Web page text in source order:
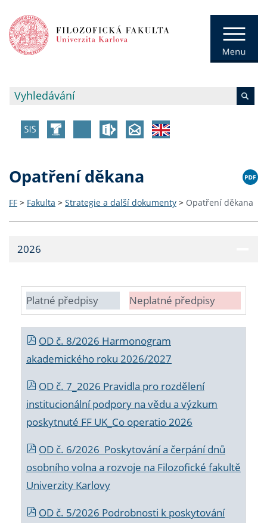
Opatření děkana
FF > Fakulta > Strategie a další dokumenty > Opatření děkana
2026
Platné předpisy Neplatné předpisy
OD č. 8/2026 Harmonogram
akademického roku 2026/2027
OD č. 7_2026 Pravidla pro rozdělení
institucionální podpory na vědu a výzkum
poskytnuté FF UK_Co operatio 2026
OD č. 6/2026 Poskytování a čerpání dnů
osobního volna a rozvoje na Filozofické fakultě
Univerzity Karlovy
OD č. 5/2026 Podrobnosti k poskytování